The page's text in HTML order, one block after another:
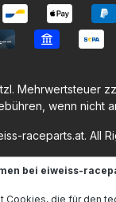
Mehrwertsteuer
wenn nicht
raceparts.at. All
bei eiweiss-
Cookies, die für den